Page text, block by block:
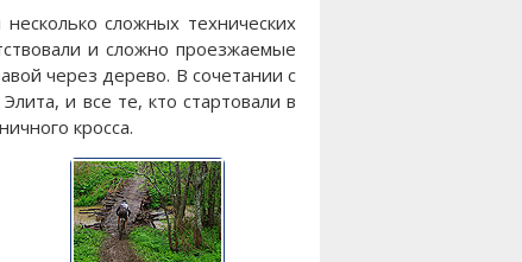
сложных технических
и сложно проезжаемые
через дерево. В сочетании с
и все те, кто стартовали в
кросса.